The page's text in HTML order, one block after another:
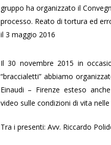
gruppo ha organizzato il
processo. Reato di tortura ed
il 3 maggio 2016
Il 30 novembre 2015 in
“braccialetti” abbiamo
Einaudi – Firenze esteso
video sulle condizioni di vita
Tra i presenti: Avv. Riccardo